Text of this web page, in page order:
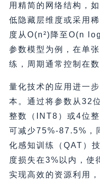
用精简的网络结构，
低隐藏层维度或采用
度从O(n²)降至O(n
参数模型为例，在单
练，周期通常控制在数
量化技术的应用进一
本。通过将参数从32
整数（INT8）或4位
可减少75%-87.5%，
化感知训练（QAT）
度损失在3%以内，使
实现高效的资源利用